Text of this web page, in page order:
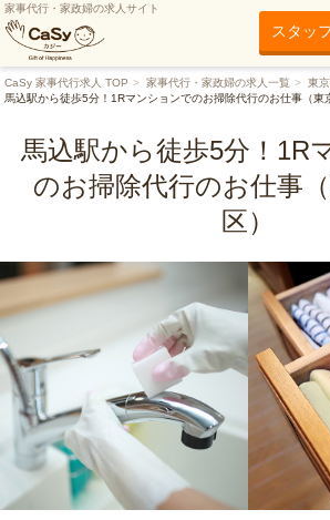
家事代行・家政婦の求人サイト
スタッ
CaSy 家事代行求人 TOP 家事代行・家政婦の求人一覧 東
馬込駅から徒歩5分！1Rマンションでのお掃除代行のお仕事（東
馬込駅から徒歩5分！1R
のお掃除代行のお仕事
区）